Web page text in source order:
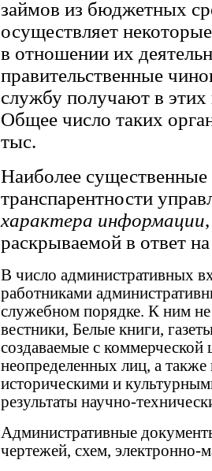
займов из бюджетных
осуществляет
в отношении их
правительственные
службу получают в
Общее число таких
тыс.
Наиболее существенные
транспарентности
характера информации
раскрываемой в ответ
В число административных
работниками
служебном порядке. К ним не
вестники, Белые книги,
создаваемые с
неопределенных лиц, а
историческими и
результаты научно-
Административные
чертежей, схем, электронно-